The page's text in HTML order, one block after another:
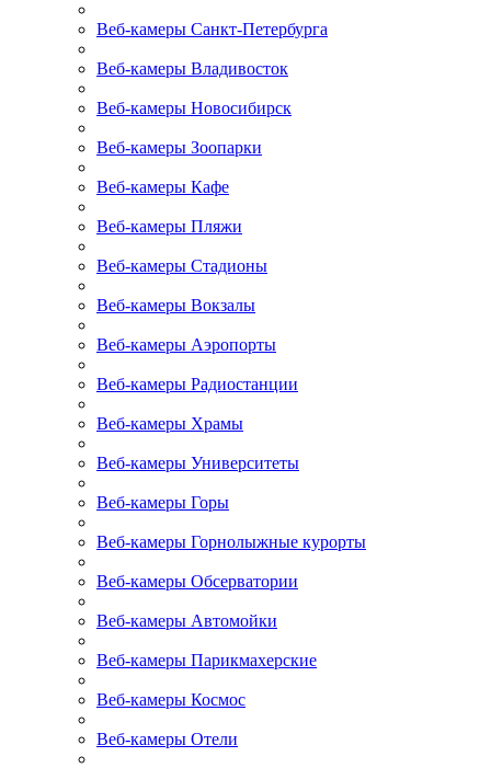
Веб-камеры Санкт-Петербурга
Веб-камеры Владивосток
Веб-камеры Новосибирск
Веб-камеры Зоопарки
Веб-камеры Кафе
Веб-камеры Пляжи
Веб-камеры Стадионы
Веб-камеры Вокзалы
Веб-камеры Аэропорты
Веб-камеры Радиостанции
Веб-камеры Храмы
Веб-камеры Университеты
Веб-камеры Горы
Веб-камеры Горнолыжные курорты
Веб-камеры Обсерватории
Веб-камеры Автомойки
Веб-камеры Парикмахерские
Веб-камеры Космос
Веб-камеры Отели